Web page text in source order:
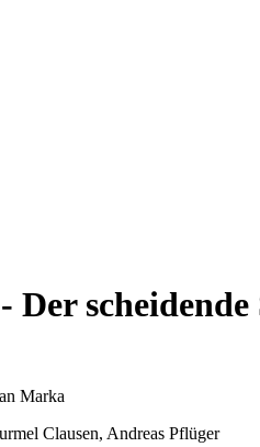
Der scheidende
Marka
Clausen, Andreas Pflüger